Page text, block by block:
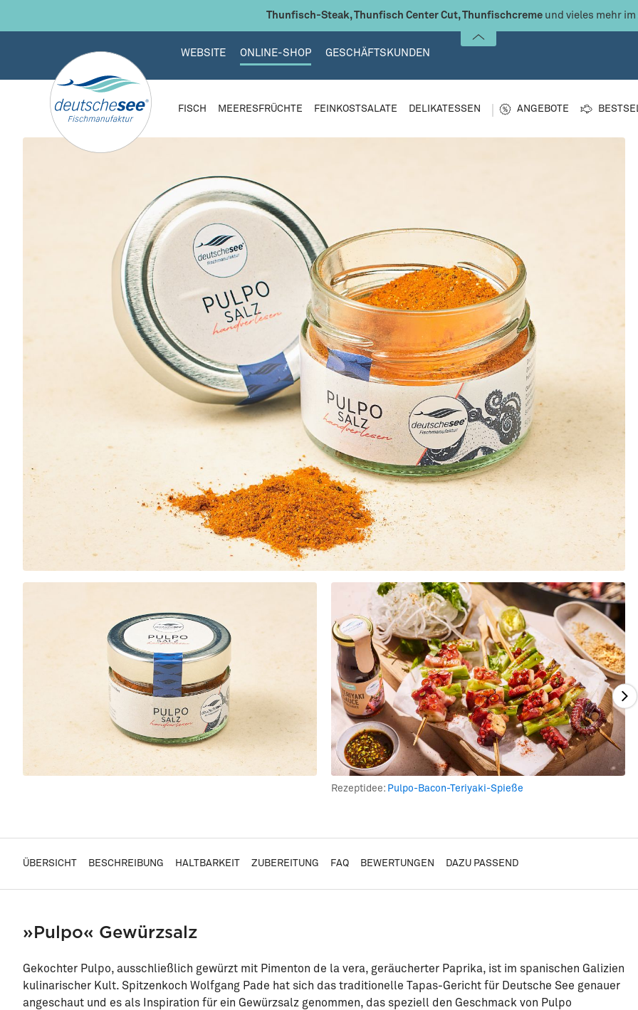
🐟Bis zu 28% Rabatt:Thunfisch für jeden Geschmack
WEBSITE ONLINE-SHOP GESCHÄFTSKUNDEN
FISCH MEERESFRÜCHTE FEINKOSTSALATE DELIKATESSEN ANGEBOTE
Rezeptidee: Pulpo-Bacon-Teriyaki-Spieße
ÜBERSICHT BESCHREIBUNG HALTBARKEIT ZUBEREITUNG FAQ BEWERTUNGEN DAZU PASSEND
»Pulpo« Gewürzsalz
Gekochter Pulpo, ausschließlich gewürzt mit Pimenton de la vera, geräucherter Paprika, ist im spanischen Galizien
kulinarischer Kult. Spitzenkoch Wolfgang Pade hat sich das traditionelle Tapas-Gericht für Deutsche See genauer
angeschaut und es als Inspiration für ein Gewürzsalz genommen, das speziell den Geschmack von Pulpo